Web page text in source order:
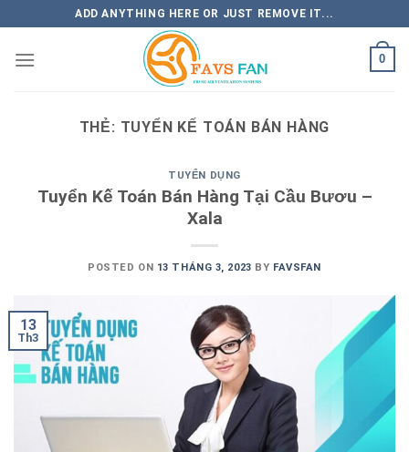
to
content
ADD ANYTHING HERE OR JUST REMOVE IT...
0
THẺ: TUYỂN KẾ TOÁN BÁN HÀNG
TUYỂN DỤNG
Tuyển Kế Toán Bán Hàng Tại Cầu Bươu –
Xala
POSTED ON 13 THÁNG 3, 2023 BY FAVSFAN
13
Th3